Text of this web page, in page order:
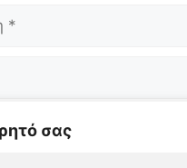
σας
όνομά μου, email, και
που θα σχολιάσω.